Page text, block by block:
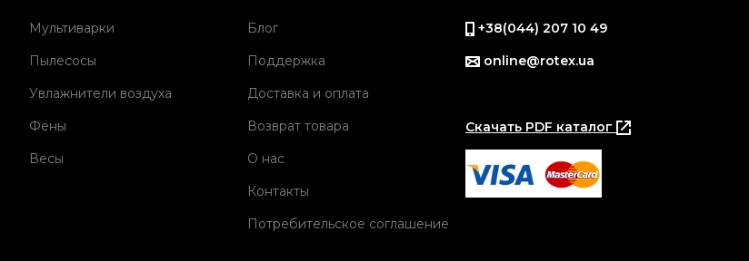
Мультиварки
Пылесосы
Увлажнители воздуха
Фены
Весы
Блог
Поддержка
Доставка и оплата
Возврат товара
О нас
Контакты
Потребительское соглашение
+38(044) 207 10 49
online@rotex.ua
Скачать PDF каталог